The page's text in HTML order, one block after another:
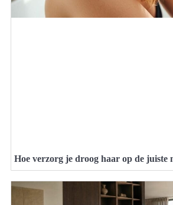
Hoe verzorg je droog haar op de juiste